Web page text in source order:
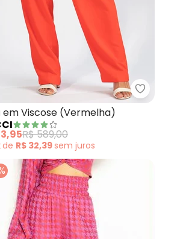
em Viscose Creponada (Verde)
Colcci -
em Viscose (Vermelha)
R$ 589,00
de R$ 32,39sem juros
Política de